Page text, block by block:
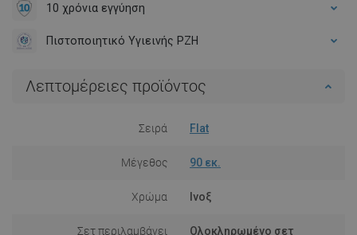
10 χρόνια εγγύηση
Πιστοποιητικό Υγιεινής PZH
Λεπτομέρειες προϊόντος
Σειρά Flat
Μέγεθος 90 εκ.
Χρώμα Ινοξ
Σετ περιλαμβάνει Ολοκληρωμένο σετ